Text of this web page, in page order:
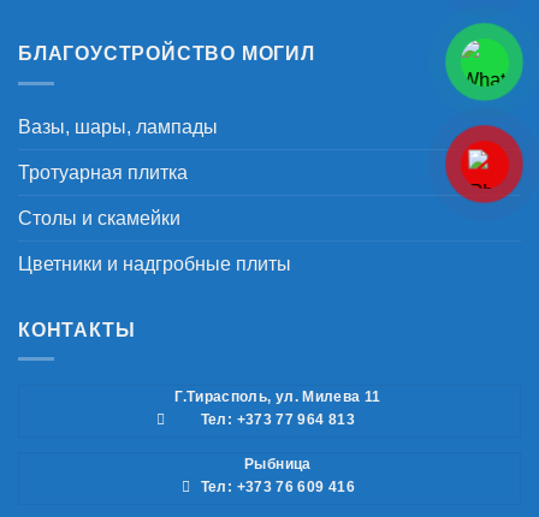
БЛАГОУСТРОЙСТВО МОГИЛ
Вазы, шары, лампады
Тротуарная плитка
Столы и скамейки
Цветники и надгробные плиты
КОНТАКТЫ
Г.Тирасполь, ул. Милева 11
Тел: +373 77 964 813
Рыбница
Тел: +373 76 609 416